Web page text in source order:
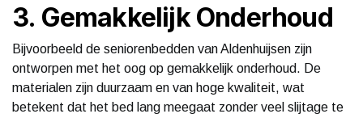
3. Gemakkelijk Onderhoud
Bijvoorbeeld de seniorenbedden van Aldenhuijsen zijn
ontworpen met het oog op gemakkelijk onderhoud. De
materialen zijn duurzaam en van hoge kwaliteit, wat
betekent dat het bed lang meegaat zonder veel slijtage te